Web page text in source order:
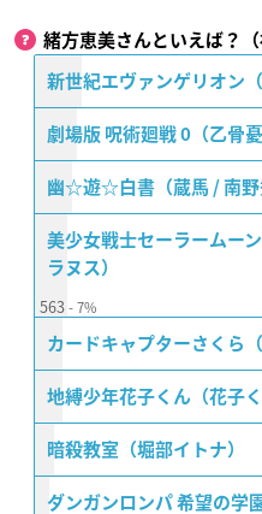
緒方恵美さんといえば？（
新世紀エヴァンゲリオン（
劇場版 呪術廻戦 0（乙骨憂
幽☆遊☆白書（蔵馬 / 南野
美少女戦士セーラームー
ラヌス）
563 7%
カードキャプターさくら
地縛少年花子くん（花子く
暗殺教室（堀部イトナ）
ダンガンロンパ 希望の学